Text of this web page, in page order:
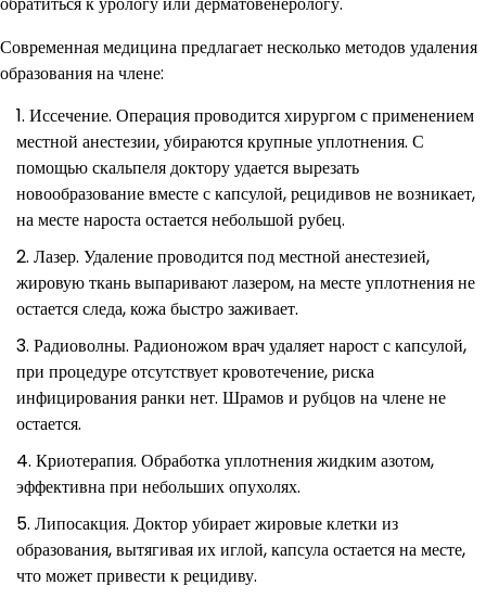
Современная медицина предлагает несколько методов удаления
образования на члене:
Иссечение. Операция проводится хирургом с применением
местной анестезии, убираются крупные уплотнения. С
помощью скальпеля доктору удается вырезать
новообразование вместе с капсулой, рецидивов не возникает,
на месте нароста остается небольшой рубец.
Лазер. Удаление проводится под местной анестезией,
жировую ткань выпаривают лазером, на месте уплотнения не
остается следа, кожа быстро заживает.
Радиоволны. Радионожом врач удаляет нарост с капсулой,
при процедуре отсутствует кровотечение, риска
инфицирования ранки нет. Шрамов и рубцов на члене не
остается.
Криотерапия. Обработка уплотнения жидким азотом,
эффективна при небольших опухолях.
Липосакция. Доктор убирает жировые клетки из
образования, вытягивая их иглой, капсула остается на месте,
что может привести к рецидиву.